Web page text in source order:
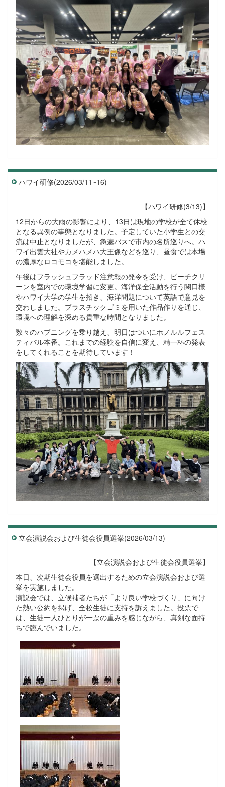
ハワイ研修(2026/03/11~16)
【ハワイ研修(3/13)】
12日からの大雨の影響により、13日は現地の学校が全て休校
となる異例の事態となりました。予定していた小学生との交
流は中止となりましたが、急遽バスで市内の名所巡りへ。ハ
ワイ出雲大社やカメハメハ大王像などを巡り、昼食では本場
の濃厚なロコモコを堪能しました。
午後はフラッシュフラッド注意報の発令を受け、ビーチクリ
ーンを室内での環境学習に変更。海洋保全活動を行う関口様
やハワイ大学の学生を招き、海洋問題について英語で意見を
交わしました。プラスチックゴミを用いた作品作りを通じ、
環境への理解を深める貴重な時間となりました。
数々のハプニングを乗り越え、明日はついにホノルルフェス
ティバル本番。これまでの経験を自信に変え、精一杯の発表
をしてくれることを期待しています！
立会演説会および生徒会役員選挙(2026/03/13)
【立会演説会および生徒会役員選挙】
本日、次期生徒会役員を選出するための立会演説会および選
挙を実施しました。
演説会では、立候補者たちが「より良い学校づくり」に向け
た熱い公約を掲げ、全校生徒に支持を訴えました。投票で
は、生徒一人ひとりが一票の重みを感じながら、真剣な面持
ちで臨んでいました。